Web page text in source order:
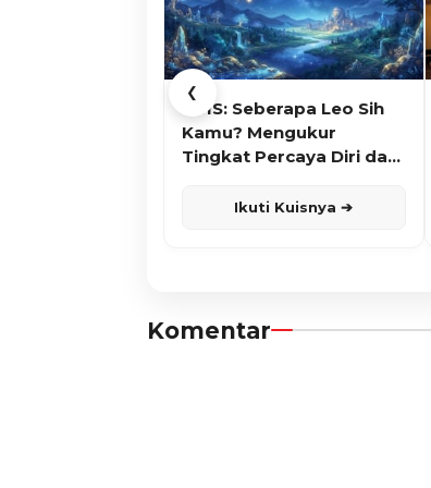
❮
KUIS: Seberapa Leo Sih
Kamu? Mengukur
Tingkat Percaya Diri dan
Ikuti Kuisnya ➔
Komentar